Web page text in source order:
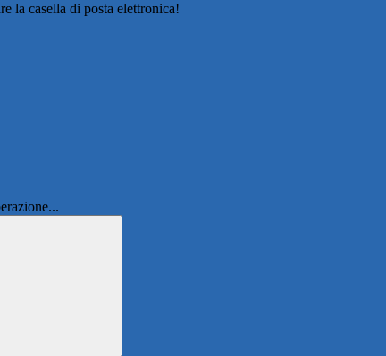
la casella di posta elettronica!